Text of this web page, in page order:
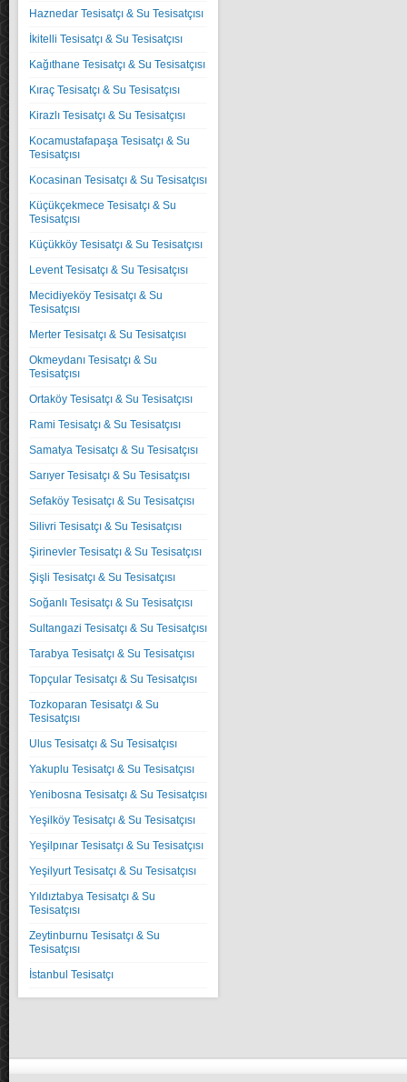
Haznedar Tesisatçı & Su Tesisatçısı
İkitelli Tesisatçı & Su Tesisatçısı
Kağıthane Tesisatçı & Su Tesisatçısı
Kıraç Tesisatçı & Su Tesisatçısı
Kirazlı Tesisatçı & Su Tesisatçısı
Kocamustafapaşa Tesisatçı & Su
Tesisatçısı
Kocasinan Tesisatçı & Su Tesisatçısı
Küçükçekmece Tesisatçı & Su
Tesisatçısı
Küçükköy Tesisatçı & Su Tesisatçısı
Levent Tesisatçı & Su Tesisatçısı
Mecidiyeköy Tesisatçı & Su
Tesisatçısı
Merter Tesisatçı & Su Tesisatçısı
Okmeydanı Tesisatçı & Su
Tesisatçısı
Ortaköy Tesisatçı & Su Tesisatçısı
Rami Tesisatçı & Su Tesisatçısı
Samatya Tesisatçı & Su Tesisatçısı
Sarıyer Tesisatçı & Su Tesisatçısı
Sefaköy Tesisatçı & Su Tesisatçısı
Silivri Tesisatçı & Su Tesisatçısı
Şirinevler Tesisatçı & Su Tesisatçısı
Şişli Tesisatçı & Su Tesisatçısı
Soğanlı Tesisatçı & Su Tesisatçısı
Sultangazi Tesisatçı & Su Tesisatçısı
Tarabya Tesisatçı & Su Tesisatçısı
Topçular Tesisatçı & Su Tesisatçısı
Tozkoparan Tesisatçı & Su
Tesisatçısı
Ulus Tesisatçı & Su Tesisatçısı
Yakuplu Tesisatçı & Su Tesisatçısı
Yenibosna Tesisatçı & Su Tesisatçısı
Yeşilköy Tesisatçı & Su Tesisatçısı
Yeşilpınar Tesisatçı & Su Tesisatçısı
Yeşilyurt Tesisatçı & Su Tesisatçısı
Yıldıztabya Tesisatçı & Su
Tesisatçısı
Zeytinburnu Tesisatçı & Su
Tesisatçısı
İstanbul Tesisatçı